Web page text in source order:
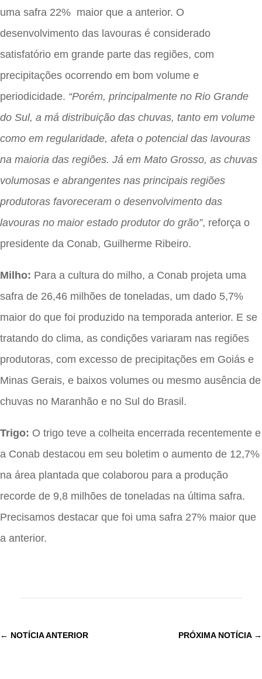
uma safra 22% maior que a anterior. O
desenvolvimento das lavouras é considerado
satisfatório em grande parte das regiões, com
precipitações ocorrendo em bom volume e
periodicidade. “Porém, principalmente no Rio Grande
do Sul, a má distribuição das chuvas, tanto em volume
como em regularidade, afeta o potencial das lavouras
na maioria das regiões. Já em Mato Grosso, as chuvas
volumosas e abrangentes nas principais regiões
produtoras favoreceram o desenvolvimento das
lavouras no maior estado produtor do grão”, reforça o
presidente da Conab, Guilherme Ribeiro.
Milho: Para a cultura do milho, a Conab projeta uma
safra de 26,46 milhões de toneladas, um dado 5,7%
maior do que foi produzido na temporada anterior. E se
tratando do clima, as condições variaram nas regiões
produtoras, com excesso de precipitações em Goiás e
Minas Gerais, e baixos volumes ou mesmo ausência de
chuvas no Maranhão e no Sul do Brasil.
Trigo: O trigo teve a colheita encerrada recentemente e
a Conab destacou em seu boletim o aumento de 12,7%
na área plantada que colaborou para a produção
recorde de 9,8 milhões de toneladas na última safra.
Precisamos destacar que foi uma safra 27% maior que
a anterior.
← NOTÍCIA ANTERIOR PRÓXIMA NOTÍCIA→